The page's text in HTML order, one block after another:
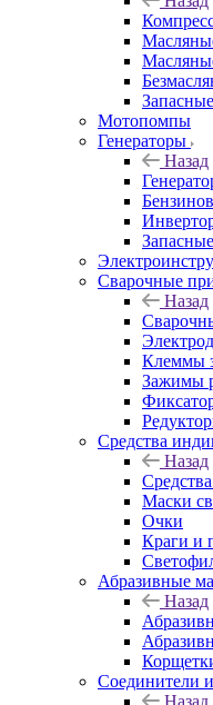
Мотопомпы
Генераторы
Назад
Сварочные
Назад
Клеммы
Зажимы
Средства
Назад
Маски
Очки
Краги и
Абразивные
Назад
Соединители
Назад